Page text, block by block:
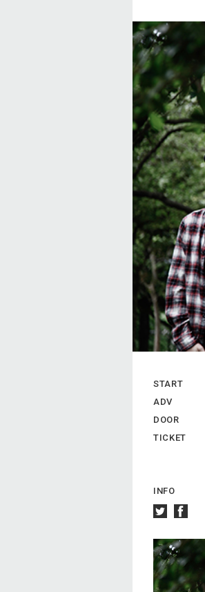
START
ADV
DOOR
TICKET
INFO